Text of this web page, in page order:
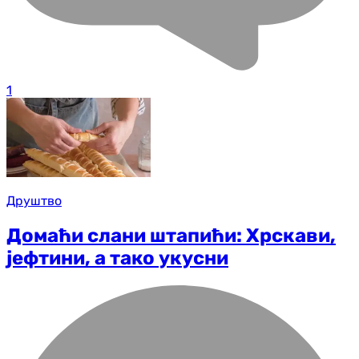
1
Друштво
Домаћи слани штапићи: Хрскави,
јефтини, а тако укусни